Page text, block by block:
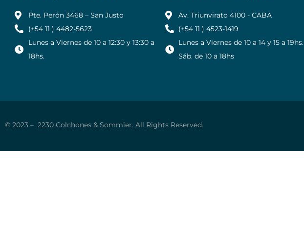
Pte. Perón 3468 – San Justo
(+54 11 ) 4482-5623
Lunes a Viernes de 10 a 12:30 y 13:30 a
18hs.
Av. Triunvirato 4100 - CABA
(+54 11 ) 4523-1419
Lunes a Viernes de 10 a 14 y 15 a 19hs.
Sáb. de 10 a 18hs
© 2023 – 2230 Colchones & Sommier. All Rights Reserved.